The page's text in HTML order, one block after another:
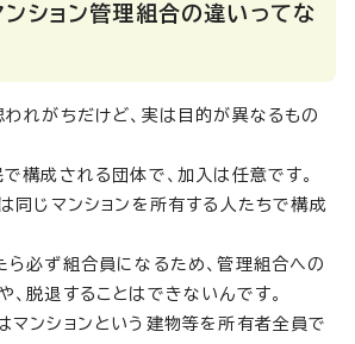
ンション管理組合の違いってな
われがちだけど、実は目的が異なるもの
で構成される団体で、加入は任意です。
は同じマンションを所有する人たちで構成
ら必ず組合員になるため、管理組合への
、脱退することはできないんです。
マンションという建物等を所有者全員で